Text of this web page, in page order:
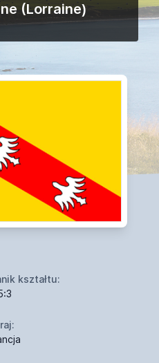
(Lorraine)
kształtu: